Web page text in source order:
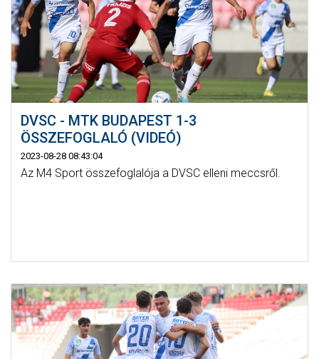
DVSC - MTK BUDAPEST 1-3
ÖSSZEFOGLALÓ (VIDEÓ)
2023-08-28 08:43:04
Az M4 Sport összefoglalója a DVSC elleni meccsről.